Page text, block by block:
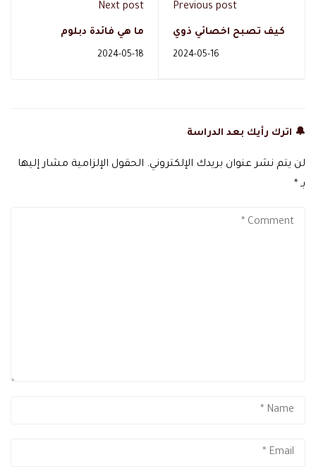
Previous post
كيف تصبح اخصائي ذوي
2024-05-16
Next post
ما هي فائدة دبلوم
2024-05-18
🔔 اترك رأيك بعد الدراسة
لن يتم نشر عنوان بريدك الإلكتروني. الحقول الإلزامية مشار إليها
بـ *